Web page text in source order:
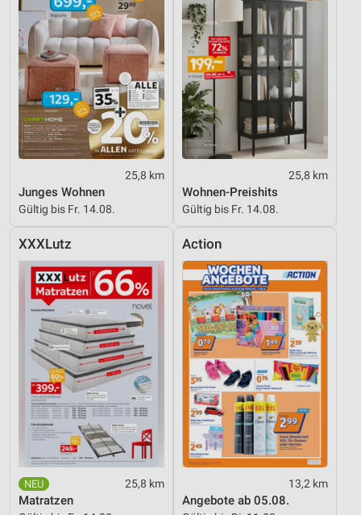
25,8 km
Junges Wohnen
Gültig bis Fr. 14.08.
25,8 km
Wohnen-Preishits
Gültig bis Fr. 14.08.
XXXLutz
25,8 km
Matratzen
Action
13,2 km
Angebote ab 05.08.